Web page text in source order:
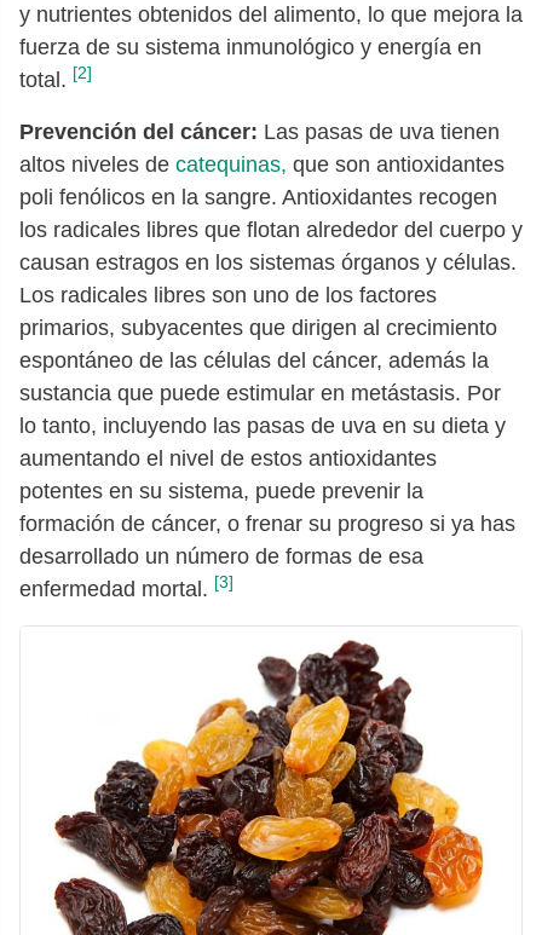
y nutrientes obtenidos del alimento, lo que mejora la
fuerza de su sistema inmunológico y energía en
total. [2]
Prevención del cáncer: Las pasas de uva tienen
altos niveles de catequinas, que son antioxidantes
poli fenólicos en la sangre. Antioxidantes recogen
los radicales libres que flotan alrededor del cuerpo y
causan estragos en los sistemas órganos y células.
Los radicales libres son uno de los factores
primarios, subyacentes que dirigen al crecimiento
espontáneo de las células del cáncer, además la
sustancia que puede estimular en metástasis. Por
lo tanto, incluyendo las pasas de uva en su dieta y
aumentando el nivel de estos antioxidantes
potentes en su sistema, puede prevenir la
formación de cáncer, o frenar su progreso si ya has
desarrollado un número de formas de esa
enfermedad mortal. [3]